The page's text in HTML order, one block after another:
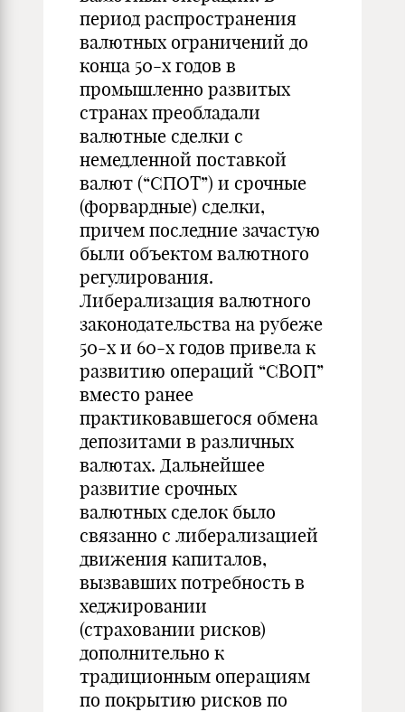
период распространения
валютных ограничений до
конца 50-х годов в
промышленно развитых
странах преобладали
валютные сделки с
немедленной поставкой
валют (“СПОТ”) и срочные
(форвардные) сделки,
причем последние зачастую
были объектом валютного
регулирования.
Либерализация валютного
законодательства на рубеже
50-х и 60-х годов привела к
развитию операций “СВОП”
вместо ранее
практиковавшегося обмена
депозитами в различных
валютах. Дальнейшее
развитие срочных
валютных сделок было
связанно с либерализацией
движения капиталов,
вызвавших потребность в
хеджировании
(страховании рисков)
дополнительно к
традиционным операциям
по покрытию рисков по